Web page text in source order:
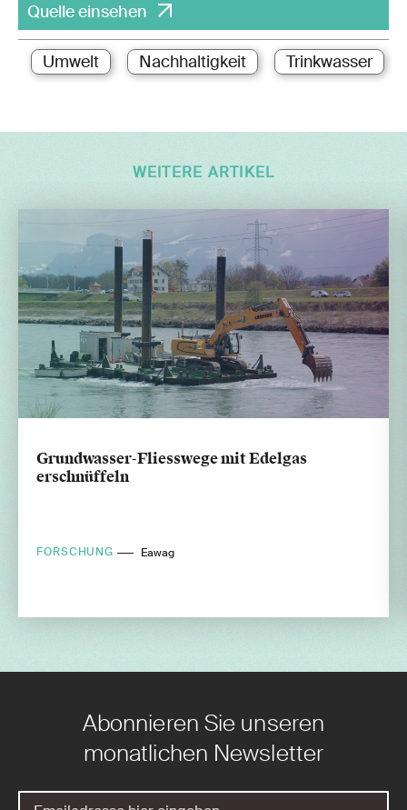
Quelle einsehen
Umwelt Nachhaltigkeit Trinkwasser
WEITERE ARTIKEL
Grundwasser-Fliesswege mit Edelgas
erschnüffeln
FORSCHUNG Eawag
Abonnieren Sie unseren
monatlichen Newsletter